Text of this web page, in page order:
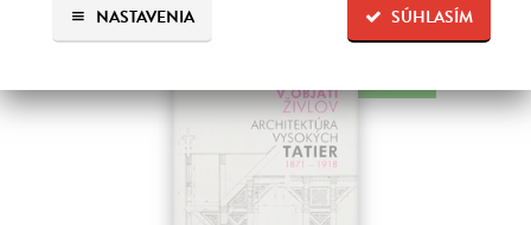
SÚHLASÍM
NASTAVENIA
na sklade